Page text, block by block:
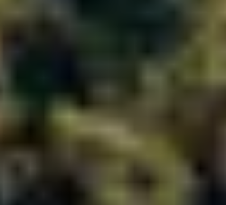
Poitou Charentes
Provence
Savoie
Rhone
Zuidwest Frankrijk